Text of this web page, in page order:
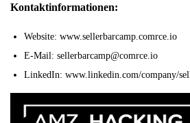
Kontaktinformationen:
Website: www.sellerbarcamp.comrce.io
E-Mail: sellerbarcamp@comrce.io
LinkedIn: www.linkedin.com/company/